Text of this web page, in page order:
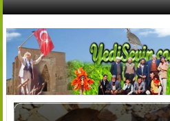
İçeriğe
AFŞİN